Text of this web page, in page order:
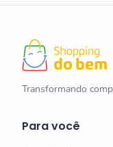
Transformando
Para você